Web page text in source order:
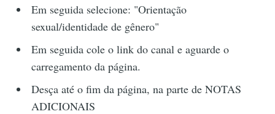
Em seguida selecione: "Orientação
sexual/identidade de gênero"
Em seguida cole o link do canal e aguarde o
carregamento da página.
Desça até o fim da página, na parte de NOTAS
ADICIONAIS